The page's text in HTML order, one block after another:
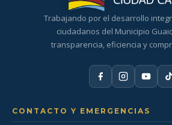
Trabajando por el desarrollo
ciudadanos del Municipio
transparencia, eficiencia y
CONTACTO Y EMERGENCIAS